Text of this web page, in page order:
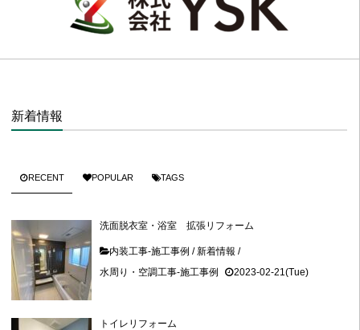
新着情報
RECENT POPULAR TAGS
洗面脱衣室・浴室 拡張リフォーム
内装工事-施工事例 /新着情報 /
水周り・空調工事-施工事例
2023-02-21(Tue)
トイレリフォーム